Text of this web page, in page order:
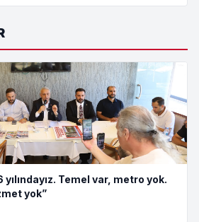
Temel var, metro yok.
yok”